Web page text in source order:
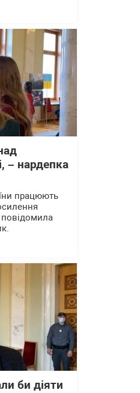
– нардепка
працюють
повідомила
би діяти